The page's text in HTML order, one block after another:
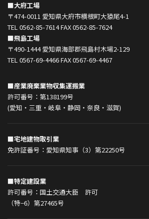
■大府工場
〒474-0011 愛知県大府市横根町大猿尾4-1
TEL 0562-85-7614 FAX 0562-85-7624
■飛島工場
〒490-1444 愛知県海部郡飛島村木場2-129
TEL 0567-69-4466 FAX 0567-69-4467
■産業廃棄業物収集運搬業
許可番号：第138199号
(愛知・三重・岐阜・静岡・奈良・滋賀)
■宅地建物取引業
免許証番号：愛知県知事（3）第22250号
■特定建設業
許可番号：国土交通大臣 許可
（特−6）第27465号